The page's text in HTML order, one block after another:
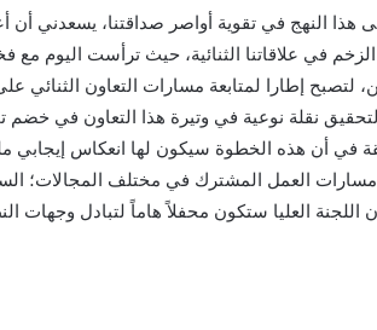
هذا النهج في تقوية أواصر صداقتنا، يسعدني أن
في علاقاتنا الثنائية، حيث ترأست اليوم مع
لتصبح إطارا لمتابعة مسارات التعاون
نقلة نوعية في وتيرة هذا التعاون في خضم
في أن هذه الخطوة سيكون لها انعكاس إيجابي
العمل المشترك في مختلف المجالات؛
اللجنة العليا ستكون محفلاً هاماً لتبادل وجهات